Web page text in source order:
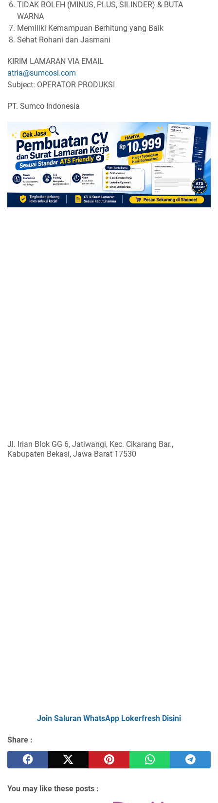
TIDAK BOLEH (MINUS, PLUS, SILINDER) & BUTA
WARNA
Memiliki Kemampuan Berhitung yang Baik
Sehat Rohani dan Jasmani
KIRIM LAMARAN VIA EMAIL
atria@sumcosi.com
Subject: OPERATOR PRODUKSI
PT. Sumco Indonesia
Jl. Irian Blok GG 6, Jatiwangi, Kec. Cikarang Bar.,
Kabupaten Bekasi, Jawa Barat 17530
Join Saluran WhatsApp Lokerfresh Disini
Share :
You may like these posts :